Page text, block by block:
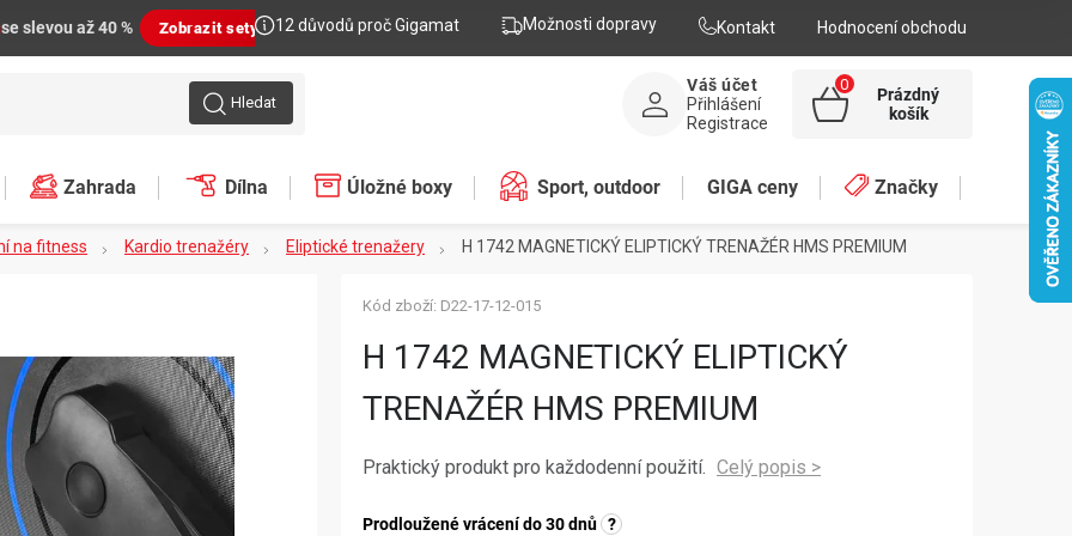
se slevou až 40 % Zobrazit sety 12 důvodů proč Gigamat Možnosti dopravy Kontakt Hodnocení obchodu
Hledat
Váš účet
Přihlášení
Registrace
NÁKUPNÍ
Prázdný
košík
Zahrada Dílna Úložné boxy Sport, outdoor GIGA ceny Značky
na fitness Kardio trenažéry Eliptické trenažery H 1742 MAGNETICKÝ ELIPTICKÝ TRENAŽÉR HMS PREMIUM
H 1742 MAGNETICKÝ ELIPTICKÝ
TRENAŽÉR HMS PREMIUM
Praktický produkt pro každodenní použití.
Prodloužené vrácení do 30 dnů ?
Kód zboží: D22-17-12-015